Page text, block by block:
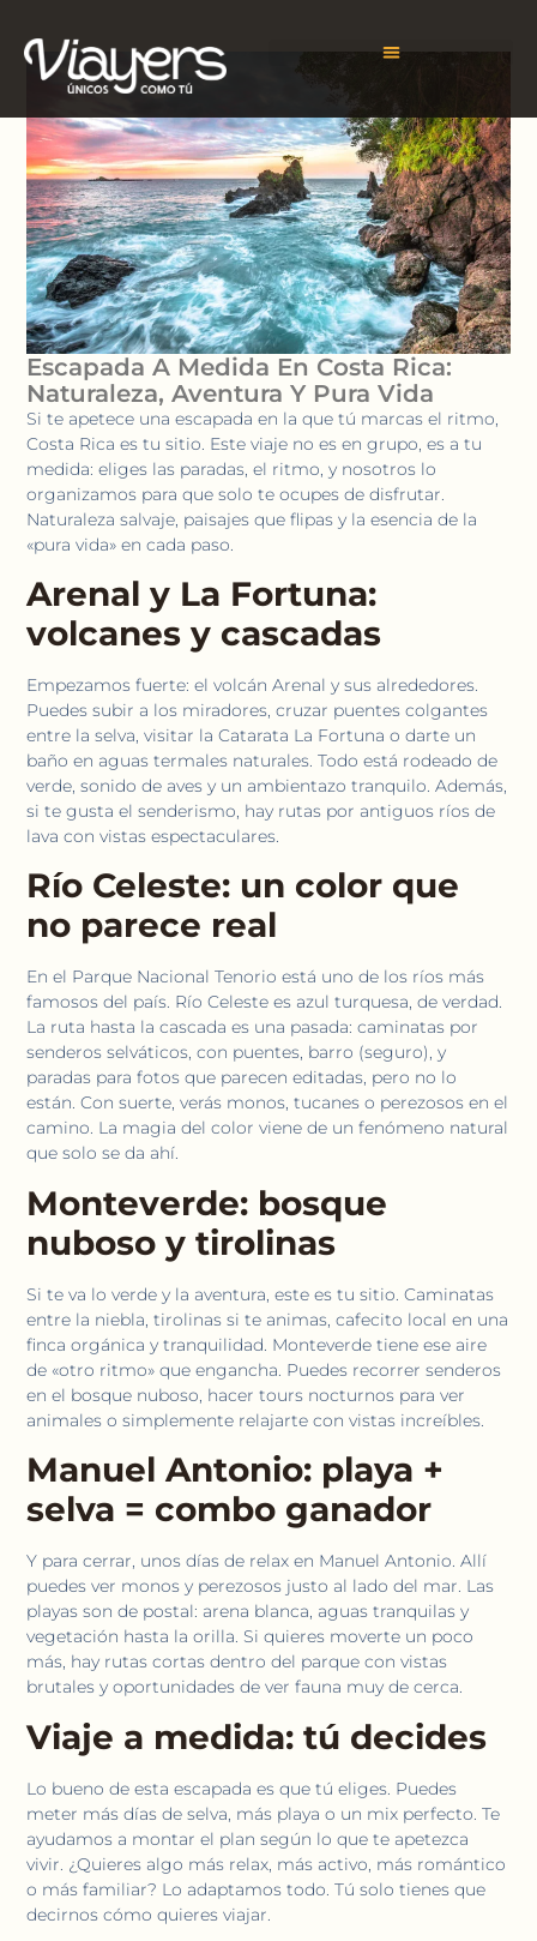
Escapada A Medida En Costa Rica:
Naturaleza, Aventura Y Pura Vida
Si te apetece una escapada en la que tú marcas el ritmo,
Costa Rica es tu sitio. Este viaje no es en grupo, es a tu
medida: eliges las paradas, el ritmo, y nosotros lo
organizamos para que solo te ocupes de disfrutar.
Naturaleza salvaje, paisajes que flipas y la esencia de la
«pura vida» en cada paso.
Arenal y La Fortuna:
volcanes y cascadas
Empezamos fuerte: el volcán Arenal y sus alrededores.
Puedes subir a los miradores, cruzar puentes colgantes
entre la selva, visitar la Catarata La Fortuna o darte un
baño en aguas termales naturales. Todo está rodeado de
verde, sonido de aves y un ambientazo tranquilo. Además,
si te gusta el senderismo, hay rutas por antiguos ríos de
lava con vistas espectaculares.
Río Celeste: un color que
no parece real
En el Parque Nacional Tenorio está uno de los ríos más
famosos del país. Río Celeste es azul turquesa, de verdad.
La ruta hasta la cascada es una pasada: caminatas por
senderos selváticos, con puentes, barro (seguro), y
paradas para fotos que parecen editadas, pero no lo
están. Con suerte, verás monos, tucanes o perezosos en el
camino. La magia del color viene de un fenómeno natural
que solo se da ahí.
Monteverde: bosque
nuboso y tirolinas
Si te va lo verde y la aventura, este es tu sitio. Caminatas
entre la niebla, tirolinas si te animas, cafecito local en una
finca orgánica y tranquilidad. Monteverde tiene ese aire
de «otro ritmo» que engancha. Puedes recorrer senderos
en el bosque nuboso, hacer tours nocturnos para ver
animales o simplemente relajarte con vistas increíbles.
Manuel Antonio: playa +
selva = combo ganador
Y para cerrar, unos días de relax en Manuel Antonio. Allí
puedes ver monos y perezosos justo al lado del mar. Las
playas son de postal: arena blanca, aguas tranquilas y
vegetación hasta la orilla. Si quieres moverte un poco
más, hay rutas cortas dentro del parque con vistas
brutales y oportunidades de ver fauna muy de cerca.
Viaje a medida: tú decides
Lo bueno de esta escapada es que tú eliges. Puedes
meter más días de selva, más playa o un mix perfecto. Te
ayudamos a montar el plan según lo que te apetezca
vivir. ¿Quieres algo más relax, más activo, más romántico
o más familiar? Lo adaptamos todo. Tú solo tienes que
decirnos cómo quieres viajar.